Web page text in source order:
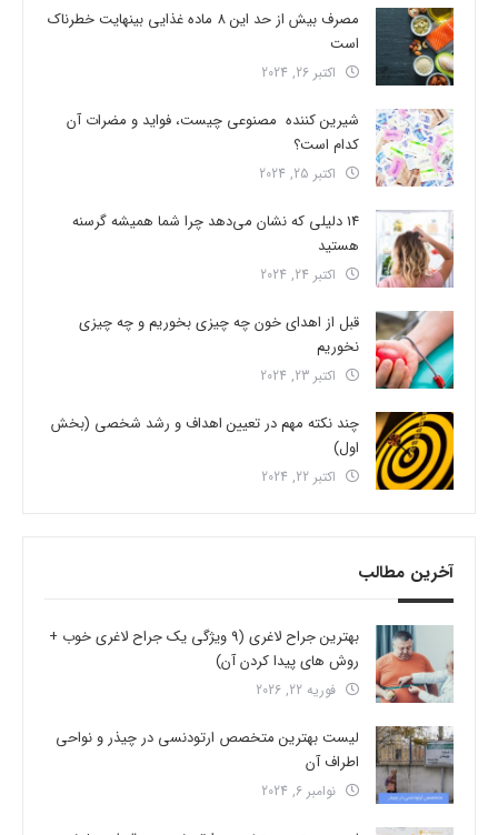
مصرف بیش از حد این 8 ماده غذایی بینهایت خطرناک
است
اکتبر 26, 2024
شیرین کننده مصنوعی چیست، فواید و مضرات آن
کدام است؟
اکتبر 25, 2024
14 دلیلی که نشان می‌دهد چرا شما همیشه گرسنه
هستید
اکتبر 24, 2024
قبل از اهدای خون چه چیزی بخوریم و چه چیزی
نخوریم
اکتبر 23, 2024
چند نکته مهم در تعیین اهداف و رشد شخصی (بخش
اول)
اکتبر 22, 2024
آخرین مطالب
بهترین جراح لاغری (9 ویژگی یک جراح لاغری خوب +
روش های پیدا کردن آن)
فوریه 22, 2026
لیست بهترین متخصص ارتودنسی در چیذر و نواحی
اطراف آن
نوامبر 6, 2024